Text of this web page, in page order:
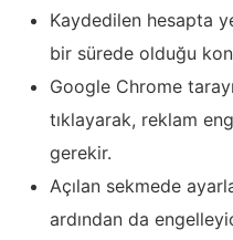
Kaydedilen hesapta
bir sürede olduğu
Google Chrome
tıklayarak, reklam
gerekir.
Açılan sekmede
ardından da